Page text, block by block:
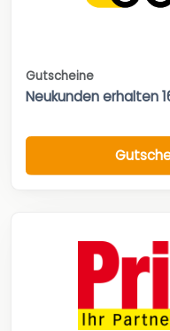
Gutscheine
Neukunden erhalten